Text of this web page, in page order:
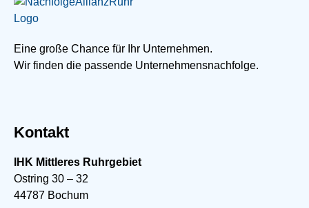
Eine große Chance für Ihr Unternehmen.
Wir finden die passende Unternehmensnachfolge.
Kontakt
IHK Mittleres Ruhrgebiet
Ostring 30 – 32
44787 Bochum